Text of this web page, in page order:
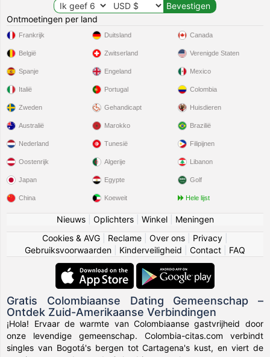
Ontmoetingen per land
Frankrijk
België
Spanje
Italië
Zweden
Duitsland
Zwitserland
Engeland
Portugal
Gehandicapt
Canada
Verenigde Staten
Mexico
Colombia
Huisdieren
Australië
Nederland
Oostenrijk
Japan
China
Marokko
Tunesië
Algerije
Egypte
Koeweit
Brazilië
Filipijnen
Libanon
Golf
Hele lijst
Nieuws| Oplichters| Winkel| Meningen
Cookies & AVG
Reclame Over ons Privacy
Gebruiksvoorwaarden
Kinderveiligheid Contact FAQ
Gratis Colombiaanse Dating Gemeenschap –
Ontdek Zuid-Amerikaanse Verbindingen
¡Hola! Ervaar de warmte van Colombiaanse gastvrijheid door
onze levendige gemeenschap. Colombia-citas.com verbindt
singles van Bogotá's bergen tot Cartagena's kust, en viert de